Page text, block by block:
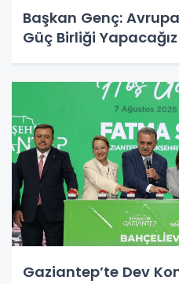
Başkan Genç:
Güç Birliği Yapacağız
Gaziantep’te Dev